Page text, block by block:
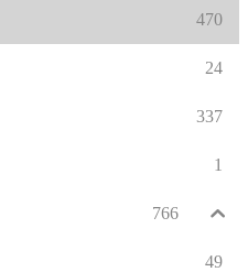
470
24
337
1
766
49